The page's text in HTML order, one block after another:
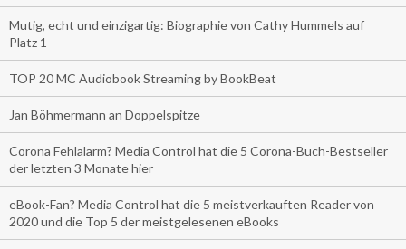
Mutig, echt und einzigartig: Biographie von Cathy Hummels auf
Platz 1
TOP 20 MC Audiobook Streaming by BookBeat
Jan Böhmermann an Doppelspitze
Corona Fehlalarm? Media Control hat die 5 Corona-Buch-Bestseller
der letzten 3 Monate hier
eBook-Fan? Media Control hat die 5 meistverkauften Reader von
2020 und die Top 5 der meistgelesenen eBooks